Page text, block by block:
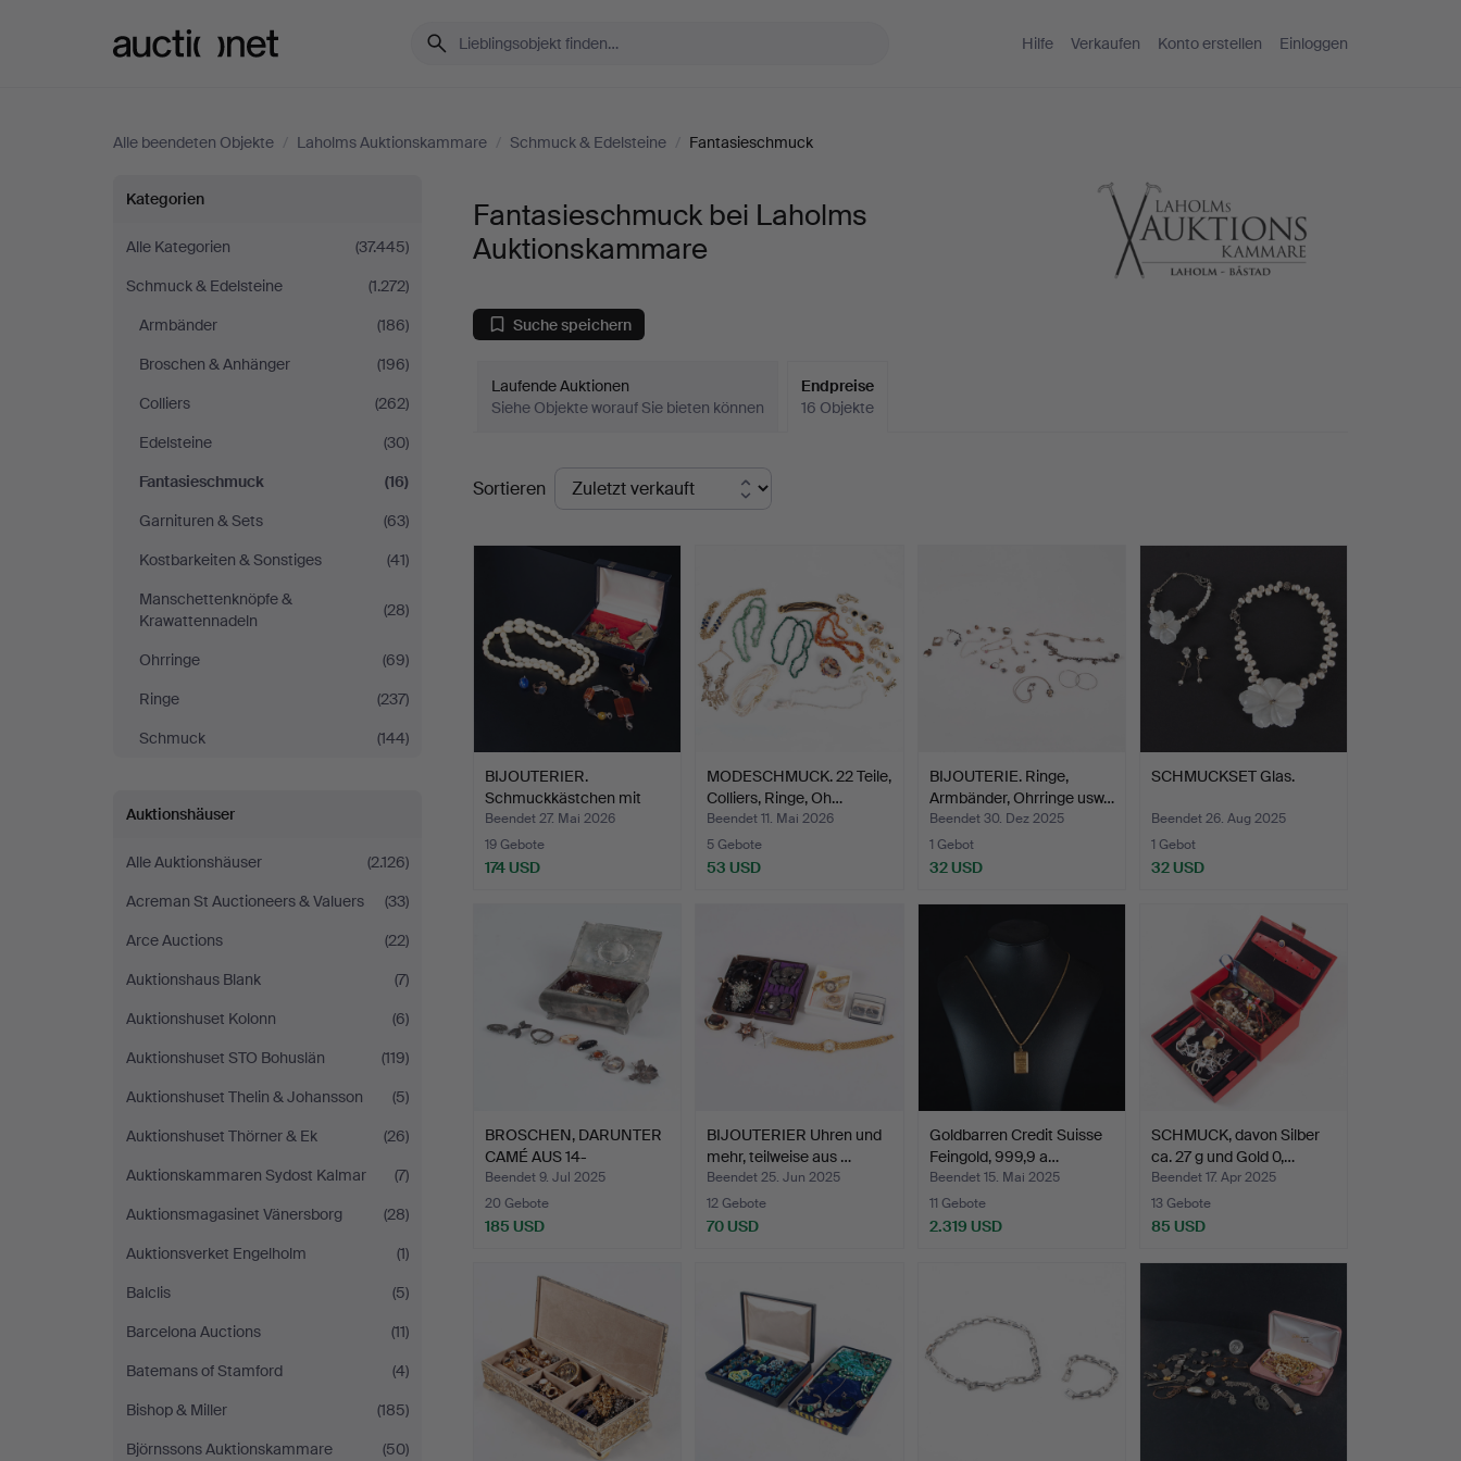
Hilfe Verkaufen Konto erstellen Einloggen
Alle beendeten Objekte / Laholms Auktionskammare / Schmuck & Edelsteine / Fantasieschmuck
Fantasieschmuck
bei
Laholms
Auktionskammare
Kategorien
Alle Kategorien
(37.445)
Schmuck & Edelsteine
(1.272)
Armbänder
(186)
Broschen & Anhänger
(196)
Colliers
(262)
Edelsteine
(30)
Fantasieschmuck
(16)
Garnituren & Sets
(63)
Kostbarkeiten & Sonstiges
(41)
Manschettenknöpfe &
Krawattennadeln
(28)
Ohrringe
(69)
Ringe
(237)
Schmuck
(144)
Auktionshäuser
Alle Auktionshäuser
(2.126)
Acreman St Auctioneers & Valuers
(33)
Arce Auctions
(22)
Auktionshaus Blank
(7)
Auktionshuset Kolonn
(6)
Auktionshuset STO Bohuslän
(119)
Auktionshuset Thelin & Johansson
(5)
Auktionshuset Thörner & Ek
(26)
Auktionskammaren Sydost Kalmar
(7)
Auktionsmagasinet Vänersborg
(28)
Auktionsverket Engelholm
(1)
Balclis
(5)
Barcelona Auctions
(11)
Batemans of Stamford
(4)
Bishop & Miller
(185)
Björnssons Auktionskammare
(50)
Fantasieschmuck bei Laholms
Auktionskammare
Suche speichern
Laufende Auktionen
Siehe Objekte worauf Sie bieten können
Endpreise
16 Objekte
Endpreise
Sortieren
BIJOUTERIER.
Schmuckkästchen mit
Anhängern…
Beendet 27. Mai 2026
19 Gebote
174 USD
MODESCHMUCK. 22 Teile,
Colliers, Ringe, Oh…
Beendet 11. Mai 2026
5 Gebote
53 USD
BIJOUTERIE. Ringe,
Armbänder, Ohrringe usw…
Beendet 30. Dez 2025
1 Gebot
32 USD
SCHMUCKSET Glas.
Beendet 26. Aug 2025
1 Gebot
32 USD
BROSCHEN, DARUNTER
CAMÉ AUS 14-
KARÄTIGEM G…
Beendet 9. Jul 2025
20 Gebote
185 USD
BIJOUTERIER Uhren und
mehr, teilweise aus …
Beendet 25. Jun 2025
12 Gebote
70 USD
Goldbarren Credit Suisse
Feingold, 999,9 a…
Beendet 15. Mai 2025
11 Gebote
2.319 USD
SCHMUCK, davon Silber
ca. 27 g und Gold 0,…
Beendet 17. Apr 2025
13 Gebote
85 USD